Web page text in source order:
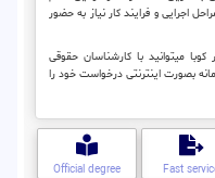
اجرایی و فرایند کار نیاز به حضور
میتوانید با کارشناسان حقوقی
بصورت اینترنتی درخواست خود را
Fast
Official degree